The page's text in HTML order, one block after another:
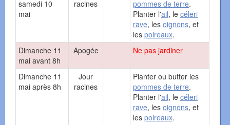
samedi 10
mai
racines
pommes de terre.
Planter l'ail, le céleri
rave, les oignons, et
les poireaux.
Dimanche 11
mai avant 8h
Apogée Ne pas jardiner
Dimanche 11
mai après 8h
Jour
racines
Planter ou butter les
pommes de terre.
Planter l'ail, le céleri
rave, les oignons, et
les poireaux.